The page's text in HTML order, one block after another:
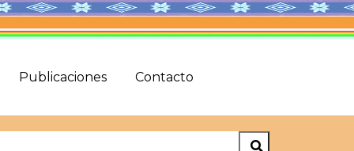
Publicaciones Contacto